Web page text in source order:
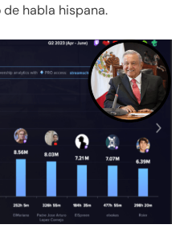
habla hispana.